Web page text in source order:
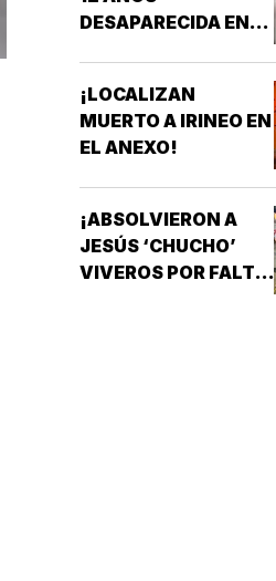
DESAPARECIDA EN
¡LOCALIZAN
MUERTO A IRINEO EN
EL ANEXO!
¡ABSOLVIERON A
JESÚS ‘CHUCHO’
VIVEROS POR FALTA